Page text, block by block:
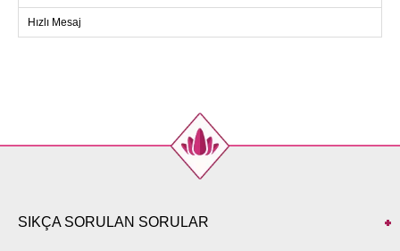
Beden
Göğüs Bel
Boy
38
96 88
137
110
48
114 106
137
118
Hızlı Mesaj
SIKÇA SORULAN SORULAR